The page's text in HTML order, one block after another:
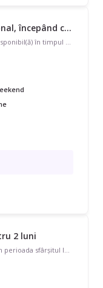
Petsitter, Aleea Cascadei, Ocazional, începând cu 20 lei/oră
2 luni